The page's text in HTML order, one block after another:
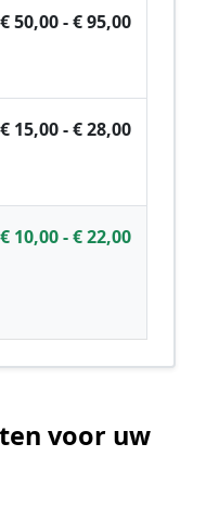
€ 50,00 - € 95,00
€ 15,00 - € 28,00
€ 10,00 - € 22,00
voor uw